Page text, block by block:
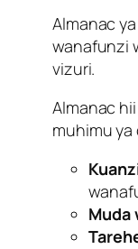
Almanac
wanafunzi
vizuri.
Almanac
muhimu
Muda